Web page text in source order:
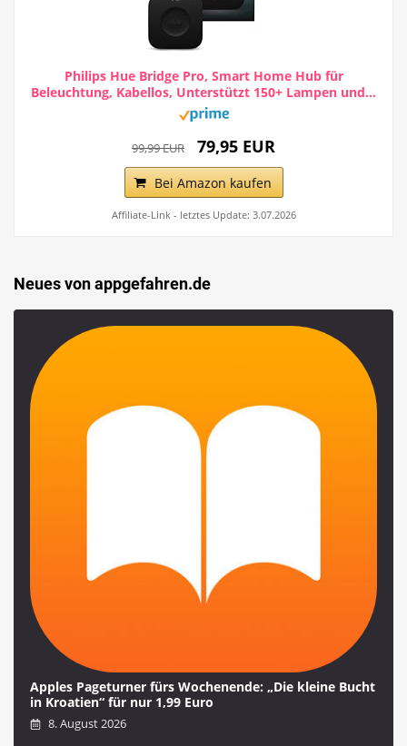
Philips Hue Bridge Pro, Smart Home Hub für
Beleuchtung, Kabellos, Unterstützt 150+ Lampen und...
99,99 EUR 79,95 EUR
Bei Amazon kaufen
Affiliate-Link - letztes Update: 3.07.2026
Neues von appgefahren.de
Apples Pageturner fürs Wochenende: „Die kleine Bucht
in Kroatien“ für nur 1,99 Euro
8. August 2026